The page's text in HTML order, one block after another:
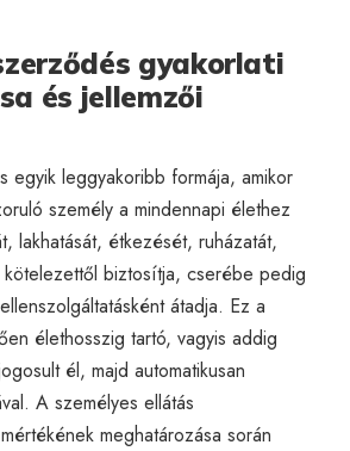
gyakorlati
és jellemzői
egyik leggyakoribb formája, amikor
személy a mindennapi élethez
lakhatását, étkezését, ruházatát,
kötelezettől biztosítja, cserébe pedig
átadja. Ez a
élethosszig tartó, vagyis addig
él, majd automatikusan
A személyes ellátás
meghatározása során